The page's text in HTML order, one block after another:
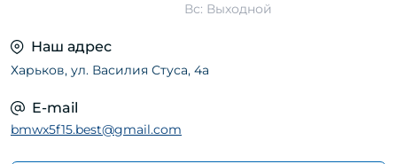
Вс: Выходной
Наш адрес
Харьков, ул. Василия Стуса, 4а
E-mail
bmwx5f15.best@gmail.com